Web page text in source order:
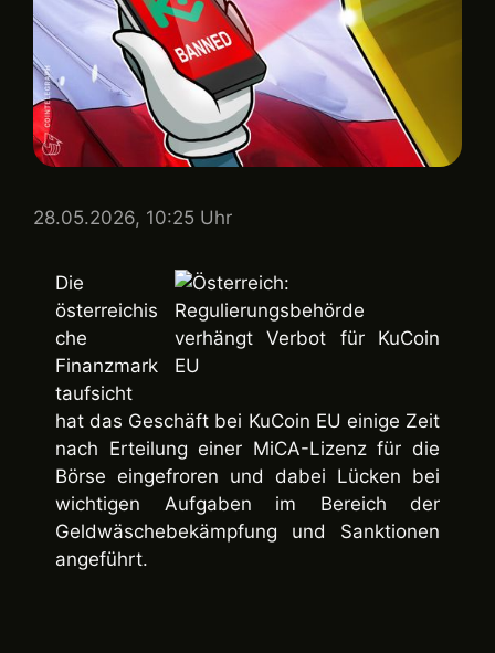
28.05.2026, 10:25 Uhr
Die
österreichis
che
Finanzmark
taufsicht
hat das Geschäft bei KuCoin EU einige Zeit
nach Erteilung einer MiCA-Lizenz für die
Börse eingefroren und dabei Lücken bei
wichtigen Aufgaben im Bereich der
Geldwäschebekämpfung und Sanktionen
angeführt.